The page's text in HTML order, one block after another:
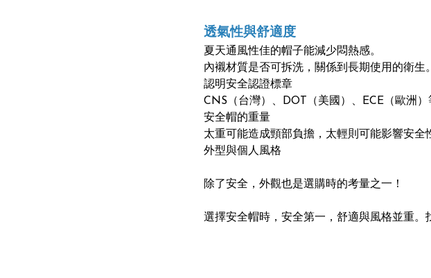
透氣性與舒適度
夏天通風性佳的帽子能減少悶熱感。
內襯材質是否可拆洗，關係到長期使用的衛生。
認明安全認證標章
CNS（台灣）、DOT（美國）、ECE（歐洲）
安全帽的重量
太重可能造成頸部負擔，太輕則可能影響安全
外型與個人風格
除了安全，外觀也是選購時的考量之一！
選擇安全帽時，安全第一，舒適與風格並重。